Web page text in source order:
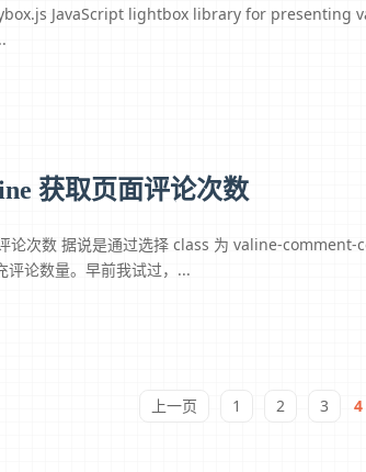
JavaScript lightbox library for presenting
获取页面评论次数
论次数 据说是通过选择 class 为 valine-
评论数量。早前我试过，...
上一页 1 2 3 4